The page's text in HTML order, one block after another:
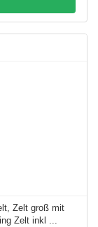
Zelt groß mit
Zelt inkl ...